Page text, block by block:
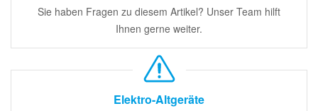
Sie haben Fragen zu diesem Artikel? Unser Team hilft
Ihnen gerne weiter.
Elektro-Altgeräte